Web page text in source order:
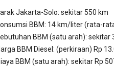
Jakarta-Solo: sekitar 550 km
BBM: 14 km/liter (rata-
BBM (satu arah): sekitar
BBM Diesel: (perkiraan) Rp
BBM (satu arah): sekitar Rp